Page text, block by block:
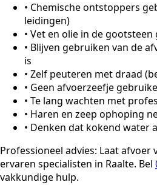
• Chemische ontstoppers
leidingen)
• Vet en olie in de gootsteen
• Blijven gebruiken van de
is
• Zelf peuteren met draad
• Geen afvoerzeefje
• Te lang wachten met
• Haren en zeep ophoping
• Denken dat kokend water
Professioneel advies: Laat afvoer
ervaren specialisten in Raalte. Bel
vakkundige hulp.